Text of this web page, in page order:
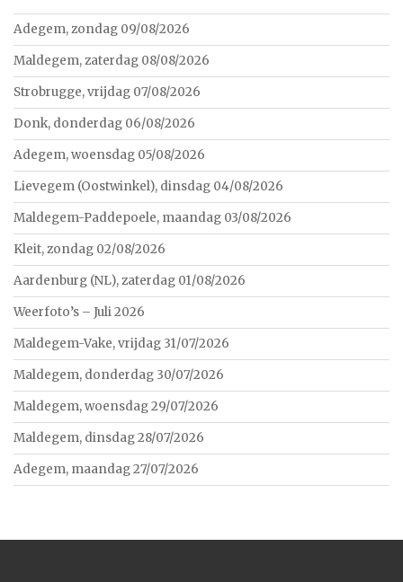
Adegem, zondag 09/08/2026
Maldegem, zaterdag 08/08/2026
Strobrugge, vrijdag 07/08/2026
Donk, donderdag 06/08/2026
Adegem, woensdag 05/08/2026
Lievegem (Oostwinkel), dinsdag 04/08/2026
Maldegem-Paddepoele, maandag 03/08/2026
Kleit, zondag 02/08/2026
Aardenburg (NL), zaterdag 01/08/2026
Weerfoto’s – Juli 2026
Maldegem-Vake, vrijdag 31/07/2026
Maldegem, donderdag 30/07/2026
Maldegem, woensdag 29/07/2026
Maldegem, dinsdag 28/07/2026
Adegem, maandag 27/07/2026